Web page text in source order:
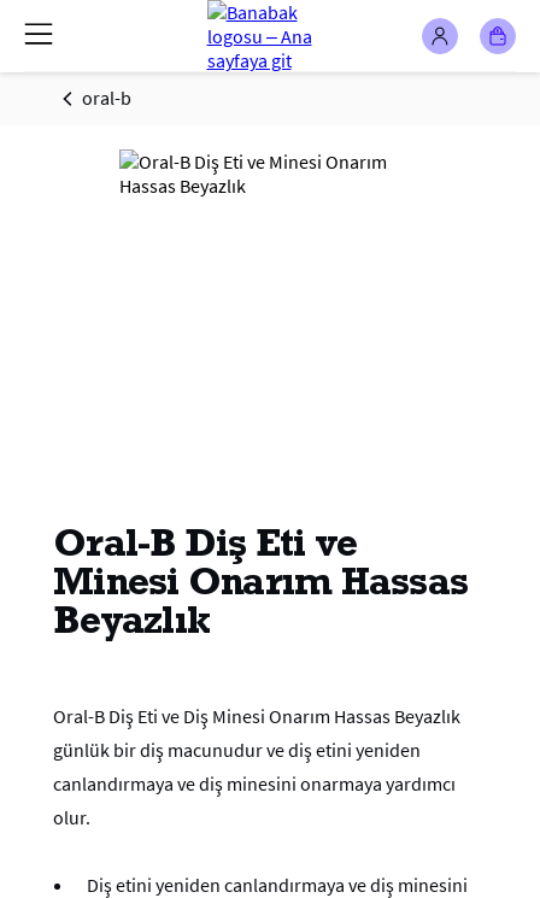
oral-b
Oral-B Diş Eti ve
Minesi Onarım Hassas
Beyazlık
Oral-B Diş Eti ve Diş Minesi Onarım Hassas Beyazlık
günlük bir diş macunudur ve diş etini yeniden
canlandırmaya ve diş minesini onarmaya yardımcı
olur.
Diş etini yeniden canlandırmaya ve diş minesini